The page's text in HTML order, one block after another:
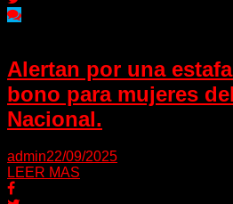
Alertan por una
bono para mujeres
Nacional.
admin22/09/2025
LEER MAS